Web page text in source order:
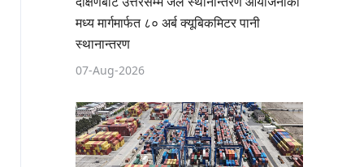
मध्य मार्गमार्फत ८० अर्ब क्यूबिकमिटर पानी
स्थानान्तरण
07-Aug-2026